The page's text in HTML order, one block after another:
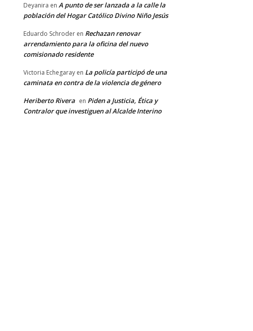
Deyanira en A punto de ser lanzada a la calle la
población del Hogar Católico Divino Niño Jesús
Eduardo Schroder en Rechazan renovar
arrendamiento para la oficina del nuevo
comisionado residente
Victoria Echegaray en La policía participó de una
caminata en contra de la violencia de género
Heriberto Rivera en Piden a Justicia, Ética y
Contralor que investiguen al Alcalde Interino